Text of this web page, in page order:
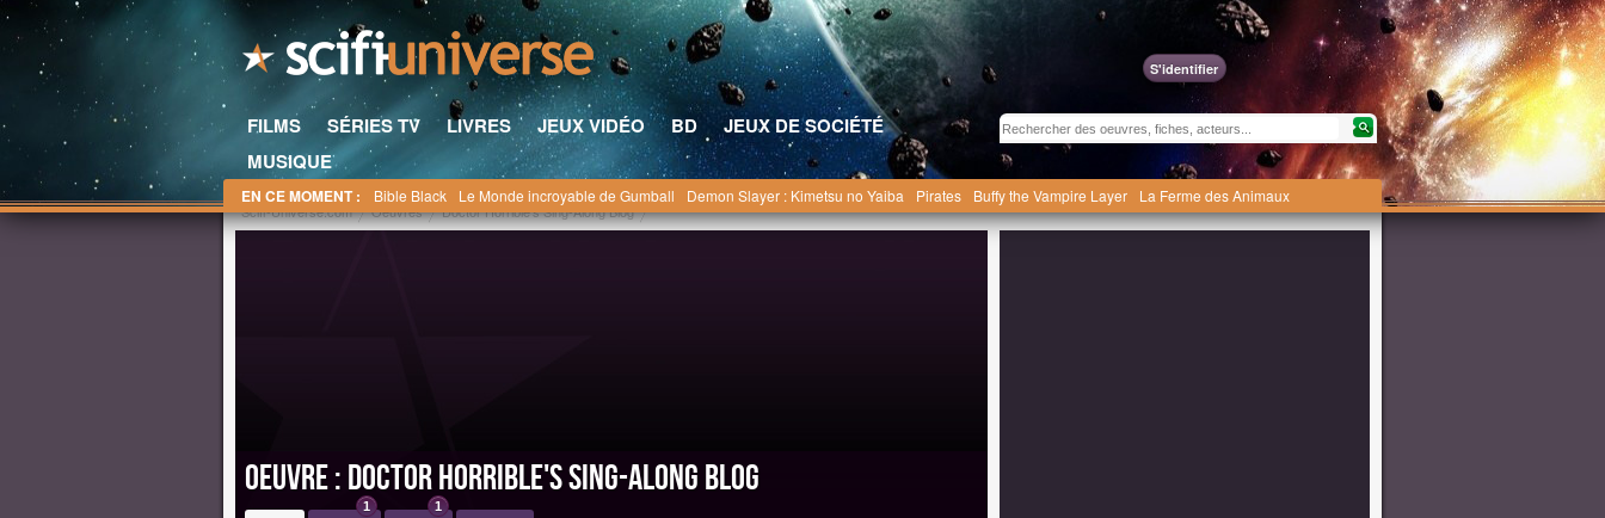
S'identifier
FILMS SÉRIES TV LIVRES JEUX VIDÉO BD
JEUX DE SOCIÉTÉ
MUSIQUE
EN CE MOMENT : Bible Black Le Monde incroyable de Gumball Demon Slayer : Kimetsu no Yaiba Pirates Buffy the Vampire Layer La Ferme des Animaux
Scifi-Universe.com Oeuvres Doctor Horrible's Sing-Along Blog
Oeuvre : Doctor Horrible's Sing-Along Blog
1 1